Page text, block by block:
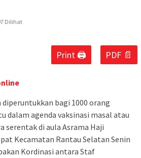
Dilihat
Print 🖨 PDF 📄
diperuntukkan bagi 1000 orang
dalam agenda vaksinasi masal atau
serentak di aula Asrama Haji
Kecamatan Rantau Selatan Senin
Kordinasi antara Staf